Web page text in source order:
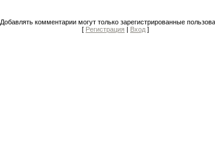
Добавлять комментарии могут только зарегистрированные
[ Регистрация | Вход ]